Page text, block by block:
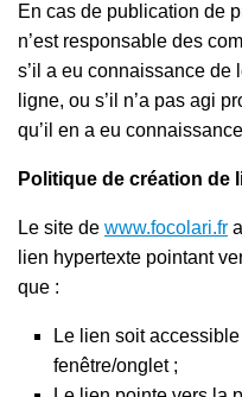
En cas de publication de
n’est responsable des
s’il a eu connaissance de
ligne, ou s’il n’a pas agi
qu’il en a eu
Politique de création de
Le site de www.focolari.fr
lien hypertexte pointant
que :
Le lien soit
fenêtre/onglet ;